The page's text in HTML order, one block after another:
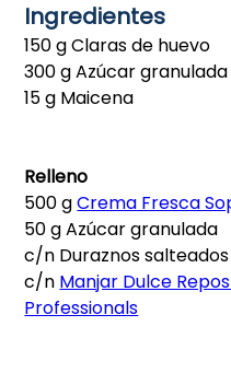
Ingredientes
150 g Claras de huevo
300 g Azúcar granulada
15 g Maicena
Relleno
500 gCrema Fresca
50 g Azúcar granulada
c/n Duraznos salteados
c/n Manjar Dulce
Professionals